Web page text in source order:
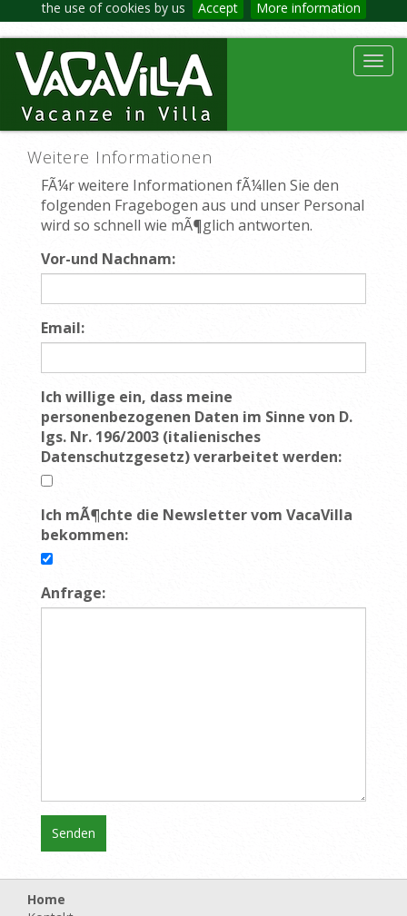
the use of cookies by us Accept More information
Weitere Informationen
FÃ¼r weitere Informationen fÃ¼llen Sie den
folgenden Fragebogen aus und unser Personal
wird so schnell wie mÃ¶glich antworten.
Vor-und Nachnam:
Email:
Ich willige ein, dass meine
personenbezogenen Daten im Sinne von D.
lgs. Nr. 196/2003 (italienisches
Datenschutzgesetz) verarbeitet werden:
Ich mÃ¶chte die Newsletter vom VacaVilla
bekommen:
Anfrage:
Home